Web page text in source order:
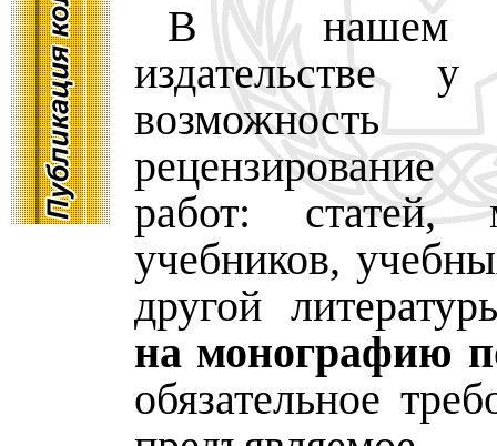
В нашем
издательстве
возможность
работ: статей,
учебников,
другой
на монографию
обязательное